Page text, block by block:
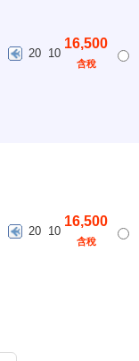
20 10
16,500
含稅
20 10
16,500
含稅